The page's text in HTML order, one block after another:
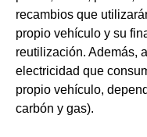
recambios que
propio vehículo y su
reutilización. Además,
electricidad que
propio vehículo,
carbón y gas).